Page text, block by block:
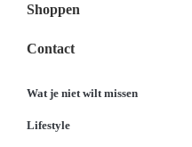
Shoppen
Contact
Wat je niet wilt missen
Lifestyle